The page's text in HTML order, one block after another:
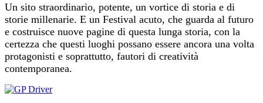
Un sito straordinario, potente, un vortice di storia e di
storie millenarie. E un Festival acuto, che guarda al futuro
e costruisce nuove pagine di questa lunga storia, con la
certezza che questi luoghi possano essere ancora una volta
protagonisti e soprattutto, fautori di creatività
contemporanea.